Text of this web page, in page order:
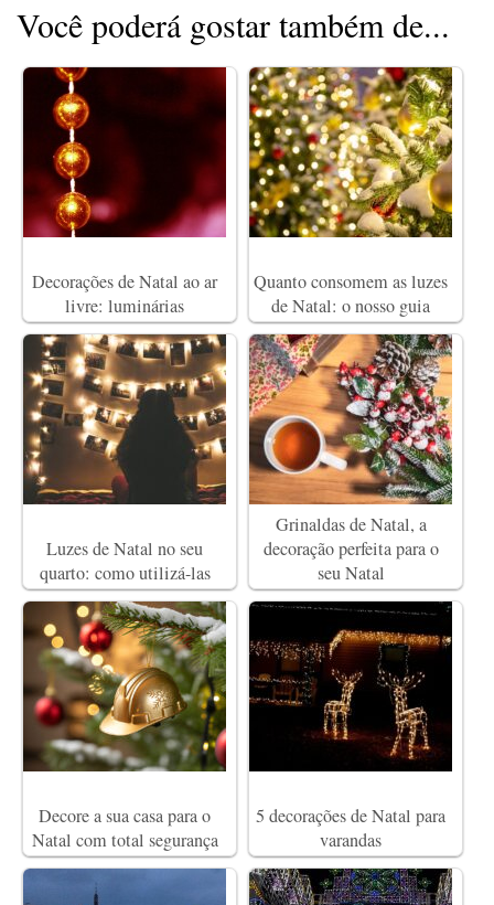
Você poderá gostar também de...
Decorações de Natal ao ar
livre: luminárias
Quanto consomem as luzes
de Natal: o nosso guia
Luzes de Natal no seu
quarto: como utilizá-las
Grinaldas de Natal, a
decoração perfeita para o
seu Natal
Decore a sua casa para o
Natal com total segurança
5 decorações de Natal para
varandas